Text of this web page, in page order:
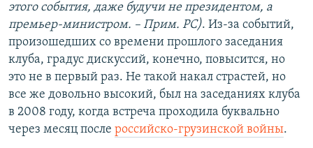
этого события, даже будучи не президентом, а
премьер-министром. – Прим. РС). Из-за событий,
произошедших со времени прошлого заседания
клуба, градус дискуссий, конечно, повысится, но
это не в первый раз. Не такой накал страстей, но
все же довольно высокий, был на заседаниях клуба
в 2008 году, когда встреча проходила буквально
через месяц после российско-грузинской войны.